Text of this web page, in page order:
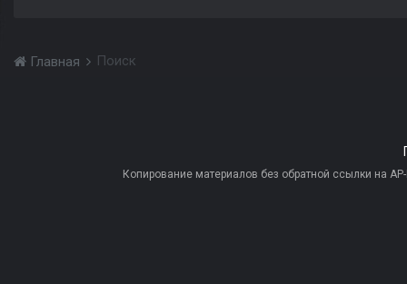
Главная Поиск
Копирование материалов без обратной ссылки на